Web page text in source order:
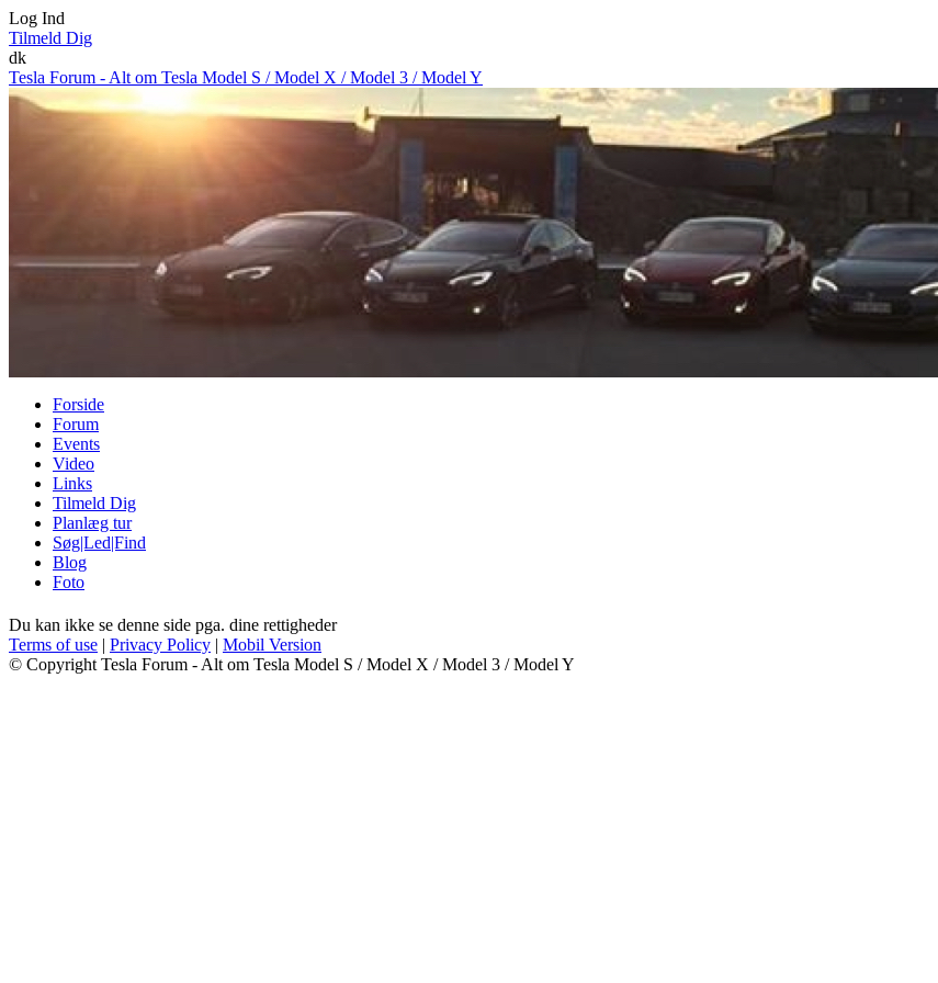
Log Ind
Tilmeld Dig
dk
Tesla Forum - Alt om Tesla Model S / Model X / Model 3 / Model Y
Forside
Forum
Events
Video
Links
Tilmeld Dig
Planlæg tur
Søg|Led|Find
Blog
Foto
Du kan ikke se denne side pga. dine rettigheder
Terms of use | Privacy Policy | Mobil Version
© Copyright Tesla Forum - Alt om Tesla Model S / Model X / Model 3 / Model Y